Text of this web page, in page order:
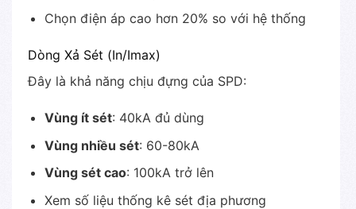
Chọn điện áp cao hơn 20% so với hệ thống
Dòng Xả Sét (In/Imax)
Đây là khả năng chịu đựng của SPD:
Vùng ít sét: 40kA đủ dùng
Vùng nhiều sét: 60-80kA
Vùng sét cao: 100kA trở lên
Xem số liệu thống kê sét địa phương